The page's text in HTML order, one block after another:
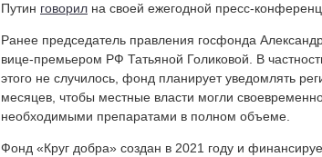
Путин говорил на своей ежегодной пресс-
Ранее председатель правления госфонда
вице-премьером РФ Татьяной Голиковой. В
этого не случилось, фонд планирует уведомлять
месяцев, чтобы местные власти могли
необходимыми препаратами в полном объеме.
Фонд «Круг добра» создан в 2021 году и